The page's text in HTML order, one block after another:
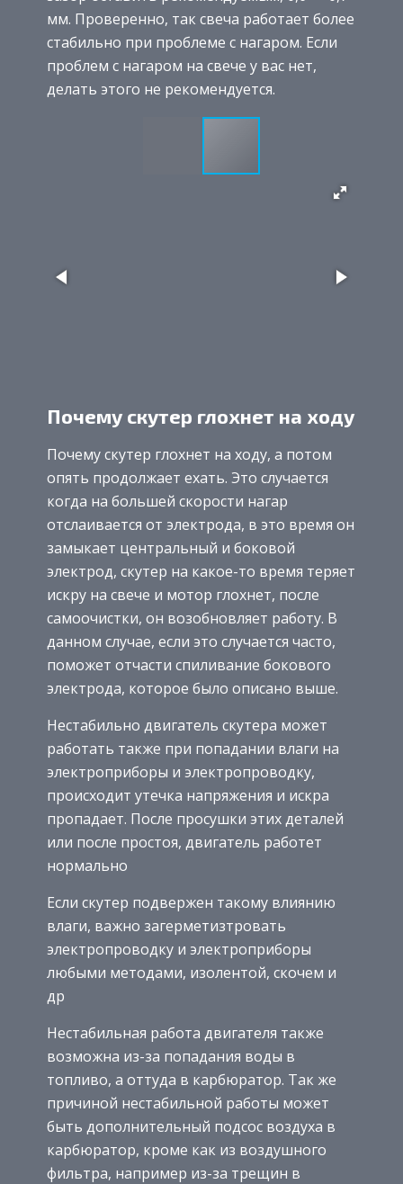
мм. Проверенно, так свеча работает более
стабильно при проблеме с нагаром. Если
проблем с нагаром на свече у вас нет,
делать этого не рекомендуется.
Почему скутер глохнет на ходу
Почему скутер глохнет на ходу, а потом
опять продолжает ехать. Это случается
когда на большей скорости нагар
отслаивается от электрода, в это время он
замыкает центральный и боковой
электрод, скутер на какое-то время теряет
искру на свече и мотор глохнет, после
самоочистки, он возобновляет работу. В
данном случае, если это случается часто,
поможет отчасти спиливание бокового
электрода, которое было описано выше.
Нестабильно двигатель скутера может
работать также при попадании влаги на
электроприборы и электропроводку,
происходит утечка напряжения и искра
пропадает. После просушки этих деталей
или после простоя, двигатель работет
нормально
Если скутер подвержен такому влиянию
влаги, важно загерметизтровать
электропроводку и электроприборы
любыми методами, изолентой, скочем и
др
Нестабильная работа двигателя также
возможна из-за попадания воды в
топливо, а оттуда в карбюратор. Так же
причиной нестабильной работы может
быть дополнительный подсос воздуха в
карбюратор, кроме как из воздушного
фильтра, например из-за трещин в